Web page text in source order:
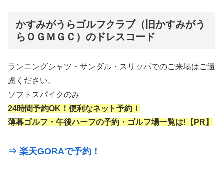
かすみがうらゴルフクラブ（旧かすみがう
らＯＧＭＧＣ）のドレスコード
ランニングシャツ・サンダル・スリッパでのご来場はご遠
慮ください。
ソフトスパイクのみ
24時間予約OK！便利なネット予約！
薄暮ゴルフ・午後ハーフの予約・ゴルフ場一覧は!【PR】
⇒ 楽天GORAで予約！